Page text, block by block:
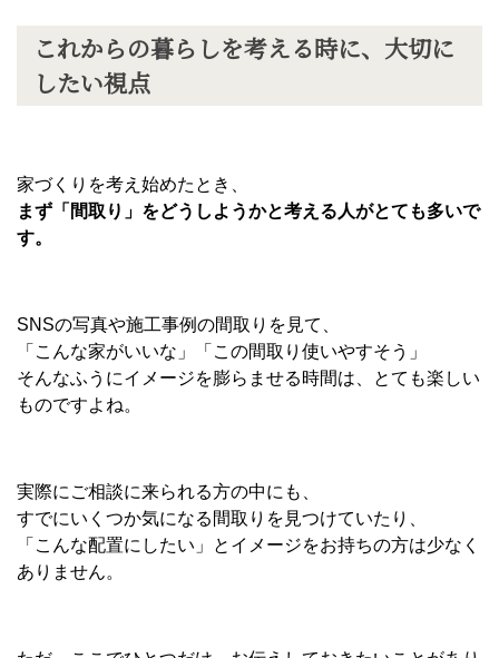
これからの暮らしを考える時に、大切に
したい視点
家づくりを考え始めたとき、
まず「間取り」をどうしようかと考える人がとても多いで
す。
SNSの写真や施工事例の間取りを見て、
「こんな家がいいな」「この間取り使いやすそう」
そんなふうにイメージを膨らませる時間は、とても楽しい
ものですよね。
実際にご相談に来られる方の中にも、
すでにいくつか気になる間取りを見つけていたり、
「こんな配置にしたい」とイメージをお持ちの方は少なく
ありません。